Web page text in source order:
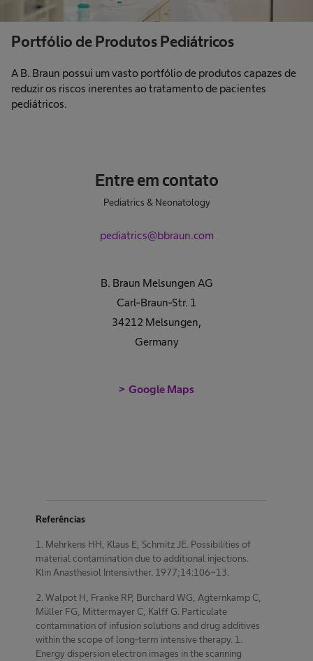
Portfólio de Produtos Pediátricos
A B. Braun possui um vasto portfólio de produtos capazes de
reduzir os riscos inerentes ao tratamento de pacientes
pediátricos.
Entre em contato
Pediatrics & Neonatology
pediatrics@bbraun.com
B. Braun Melsungen AG
Carl-Braun-Str. 1
34212 Melsungen,
Germany
Google Maps
Referências
1. Mehrkens HH, Klaus E, Schmitz JE. Possibilities of
material contamination due to additional injections.
Klin Anasthesiol Intensivther. 1977;14:106-13.
2. Walpot H, Franke RP, Burchard WG, Agternkamp C,
Müller FG, Mittermayer C, Kalff G. Particulate
contamination of infusion solutions and drug additives
within the scope of long-term intensive therapy. 1.
Energy dispersion electron images in the scanning